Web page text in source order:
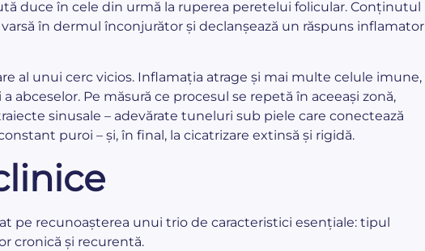
duce în cele din urmă la ruperea peretelui folicular. Conținutul
în dermul înconjurător și declanșează un răspuns inflamator
al unui cerc vicios. Inflamația atrage și mai multe celule imune,
abceselor. Pe măsură ce procesul se repetă în aceeași zonă,
sinusale – adevărate tuneluri sub piele care conectează
puroi – și, în final, la cicatrizare extinsă și rigidă.
pe recunoașterea unui trio de caracteristici esențiale: tipul
cronică și recurentă.